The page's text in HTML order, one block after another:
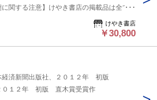
関する注意】けやき書店の掲載品は全て、
中古品（並）」と表示されています。「日本
階の「状態」表記が必須となりましたが、当
さい。状態表記の無いものは特に問題なく
い。:
けやき書店
￥30,800
経済新聞出版社、２０１２年 初版
０１２年 初版 直木賞受賞作